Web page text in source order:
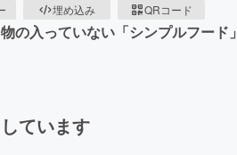
埋め込み QRコード
の入っていない「シンプルフー
ています